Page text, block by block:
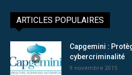
ARTICLES POPULAIRES
Capgemini :
cybercriminalité
9 novembre 2015